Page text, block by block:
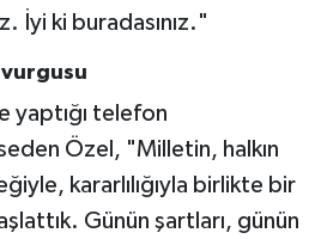
İyi ki buradasınız."
vurgusu
yaptığı telefon
Özel, "Milletin, halkın
kararlılığıyla birlikte bir
Günün şartları, günün